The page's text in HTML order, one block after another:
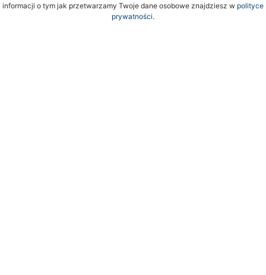
informacji o tym jak przetwarzamy Twoje dane osobowe znajdziesz w polityce
prywatności.